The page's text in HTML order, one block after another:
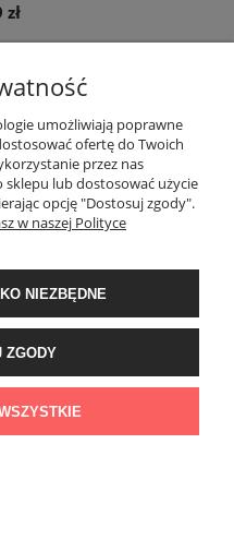
zł
umożliwiają poprawne
ofertę do Twoich
przez nas
lub dostosować użycie
opcję "Dostosuj zgody".
w naszej Polityce
NIEZBĘDNE
ZGODY